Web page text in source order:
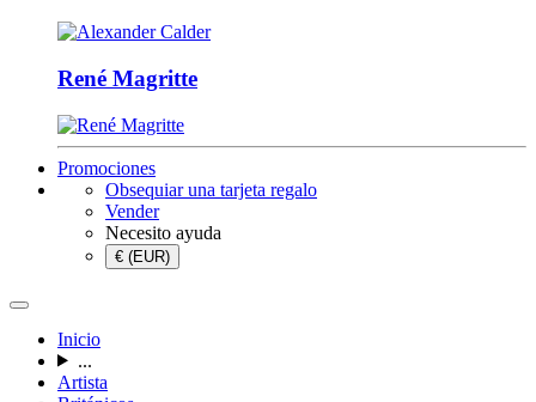
René Magritte
Promociones
Obsequiar una tarjeta regalo
Vender
Necesito ayuda
€ (EUR)
Inicio
...
Artista